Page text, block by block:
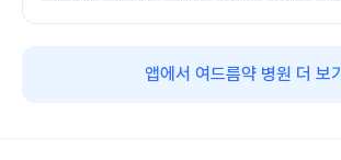
앱에서 여드름약 병원 더 보기